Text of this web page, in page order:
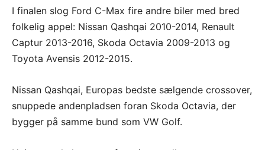
I finalen slog Ford C-Max fire andre biler med bred
folkelig appel: Nissan Qashqai 2010-2014, Renault
Captur 2013-2016, Skoda Octavia 2009-2013 og
Toyota Avensis 2012-2015.
Nissan Qashqai, Europas bedste sælgende crossover,
snuppede andenpladsen foran Skoda Octavia, der
bygger på samme bund som VW Golf.